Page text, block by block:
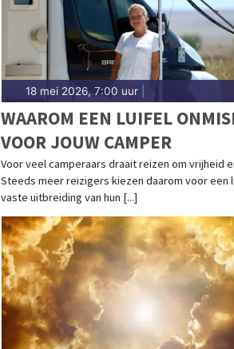
18 mei 2026, 7:00 uur|
WAAROM EEN LUIFEL
VOOR JOUW CAMPER
Voor veel camperaars draait reizen om vrijheid
Steeds meer reizigers kiezen daarom voor een
vaste uitbreiding van hun [...]